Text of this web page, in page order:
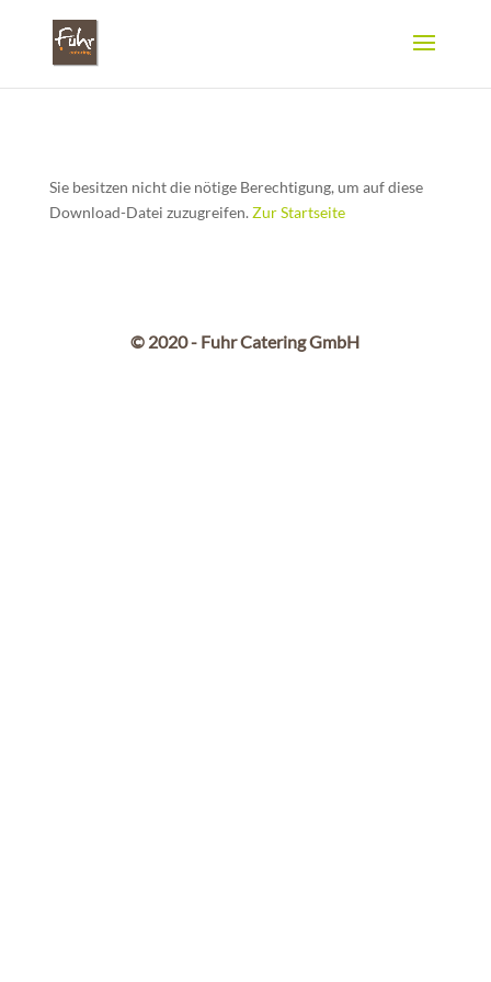
Sie besitzen nicht die nötige Berechtigung, um auf diese
Download-Datei zuzugreifen. Zur Startseite
© 2020 - Fuhr Catering GmbH